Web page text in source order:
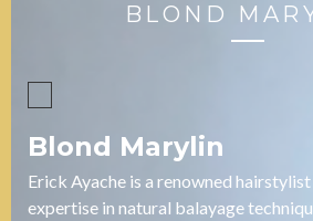
BLOND
Blond Marylin
Erick Ayache is a renowned
expertise in natural balayage